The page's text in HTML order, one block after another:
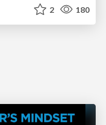
2 180